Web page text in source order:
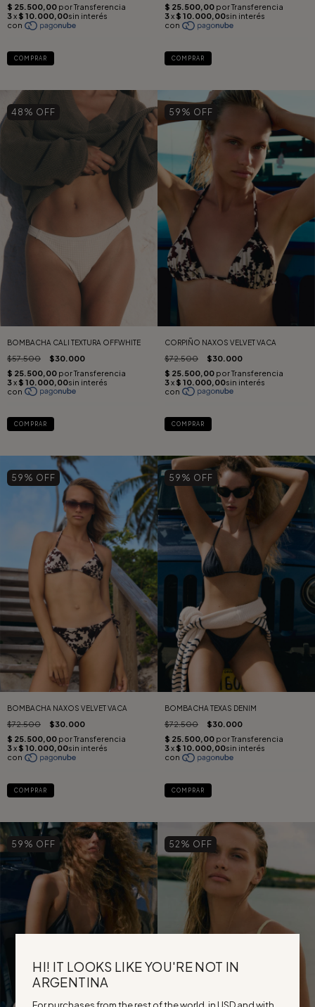
COMPRAR COMPRAR
48 % OFF
BOMBACHA CALI TEXTURA OFFWHITE
$57.500 $30.000
COMPRAR
59 % OFF
CORPIÑO NAXOS VELVET VACA
$72.500 $30.000
COMPRAR
59 % OFF
BOMBACHA NAXOS VELVET VACA
$72.500 $30.000
COMPRAR
59 % OFF
BOMBACHA TEXAS DENIM
$72.500 $30.000
COMPRAR
59 % OFF 52 % OFF
HI! IT LOOKS LIKE YOU'RE NOT IN
ARGENTINA